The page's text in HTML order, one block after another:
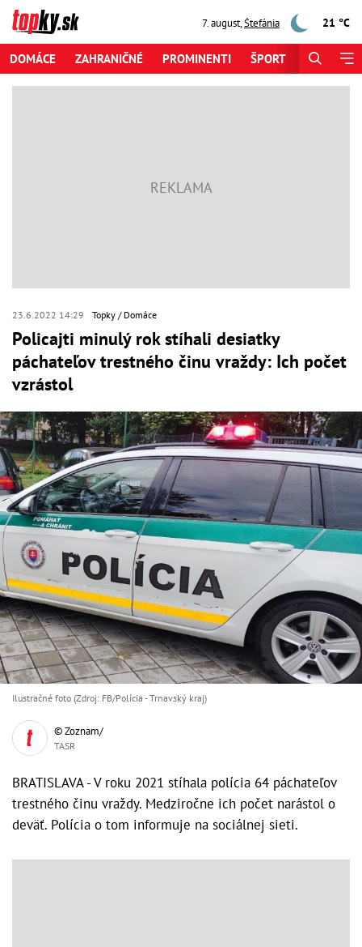
7. august,Štefánia 21 °C
DOMÁCE ZAHRANIČNÉ PROMINENTI ŠPORT
23.6.2022 14:29 Topky Domáce
Policajti minulý rok stíhali desiatky
páchateľov trestného činu vraždy: Ich počet
vzrástol
Ilustračné foto (Zdroj: FB/Polícia - Trnavský kraj)
© Zoznam/
TASR
BRATISLAVA - V roku 2021 stíhala polícia 64 páchateľov
trestného činu vraždy. Medziročne ich počet narástol o
deväť. Polícia o tom informuje na sociálnej sieti.